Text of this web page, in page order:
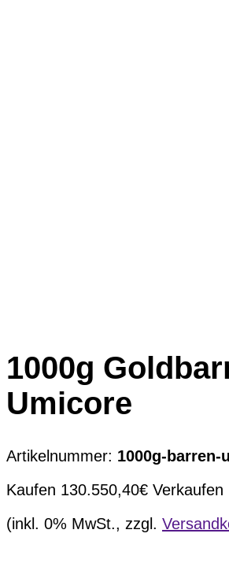
1000g
Umicore
Artikelnummer: 1000g-
Kaufen 130.550,40€ Verkaufen
(inkl. 0% MwSt., zzgl.